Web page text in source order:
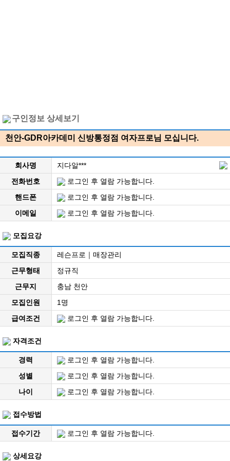
구인정보 상세보기
천안-GDR아카데미 신방통정점 여자프로님 모십니다.
회사명
지다알***
전화번호
로그인 후 열람 가능합니다.
핸드폰
로그인 후 열람 가능합니다.
이메일
로그인 후 열람 가능합니다.
모집요강
모집직종
레슨프로｜매장관리
근무형태
정규직
근무지
충남 천안
모집인원
1명
급여조건
로그인 후 열람 가능합니다.
자격조건
경력
로그인 후 열람 가능합니다.
성별
로그인 후 열람 가능합니다.
나이
로그인 후 열람 가능합니다.
접수방법
접수기간 로그인 후 열람 가능합니다.
상세요강